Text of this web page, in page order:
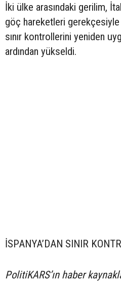
İki ülke arasındaki gerilim,
göç hareketleri gerekçesiyle
sınır kontrollerini yeniden
ardından yükseldi.
İSPANYA’DAN SINIR
PolitiKARS’ın haber